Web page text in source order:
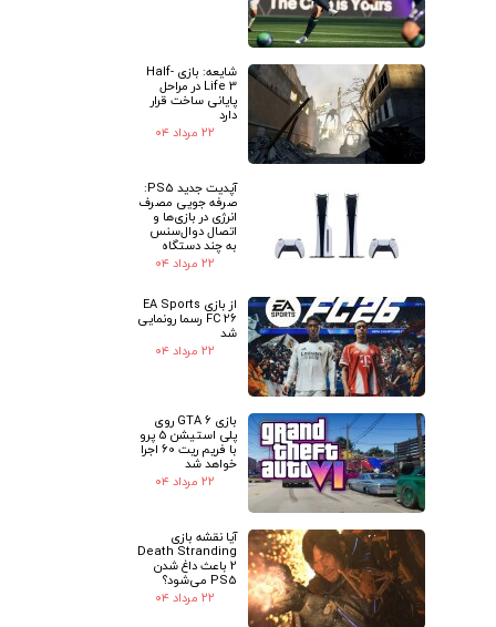
شایعه: بازی Half-
Life 3 در مراحل
پایانی ساخت قرار
دارد
۲۲ مرداد ۰۴
آپدیت جدید PS5:
صرفه جویی مصرف
انرژی در بازی‌ها و
اتصال دوال‌سنس
به چند دستگاه
۲۲ مرداد ۰۴
از بازی EA Sports
FC 26 رسما رونمایی
شد
۲۲ مرداد ۰۴
بازی GTA 6 روی
پلی استیشن 5 پرو
با فریم ریت 60 اجرا
خواهد شد
۲۲ مرداد ۰۴
آیا نقشه بازی
Death Stranding
2 باعث داغ شدن
PS5 می‌شود؟
۲۲ مرداد ۰۴